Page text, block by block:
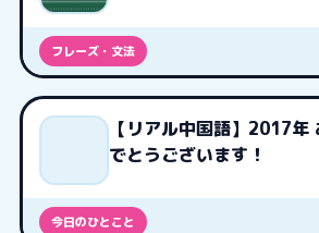
フレーズ・文法
【リアル中国語】2017年
でとうございます！
今日のひとこと